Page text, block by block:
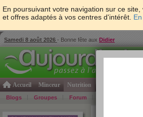
En poursuivant votre navigation sur ce
et offres adaptés à vos centres d'intérêt.
Samedi 8 août 2026 - Bonne fête aux Didier
Accueil Minceur Nutrition
Blogs Groupes Forum